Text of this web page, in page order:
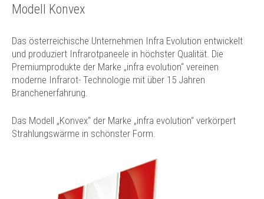
Modell Konvex
Das österreichische Unternehmen Infra Evolution entwickelt
und produziert Infrarotpaneele in höchster Qualität. Die
Premiumprodukte der Marke „infra evolution“ vereinen
moderne Infrarot- Technologie mit über 15 Jahren
Branchenerfahrung.
Das Modell „Konvex“ der Marke „infra evolution“ verkörpert
Strahlungswärme in schönster Form.